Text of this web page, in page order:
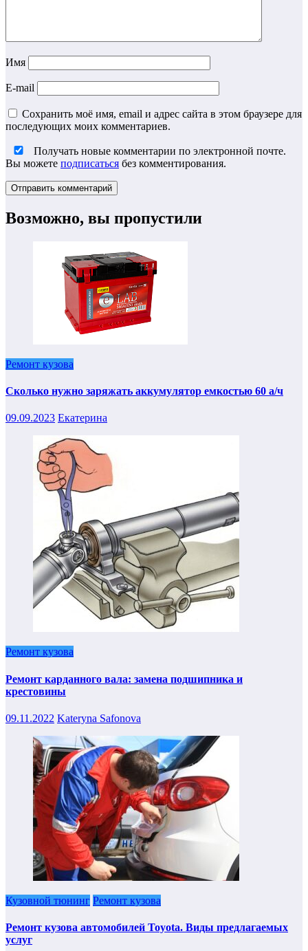
Имя
E-mail
Сохранить моё имя, email и адрес сайта в этом браузере для
последующих моих комментариев.
Получать новые комментарии по электронной почте.
Вы можете подписаться без комментирования.
Возможно, вы пропустили
Ремонт кузова
Сколько нужно заряжать аккумулятор емкостью 60 а/ч
09.09.2023 Екатерина
Ремонт кузова
Ремонт карданного вала: замена подшипника и
крестовины
09.11.2022 Kateryna Safonova
Кузовной тюнинг Ремонт кузова
Ремонт кузова автомобилей Toyota. Виды предлагаемых
услуг